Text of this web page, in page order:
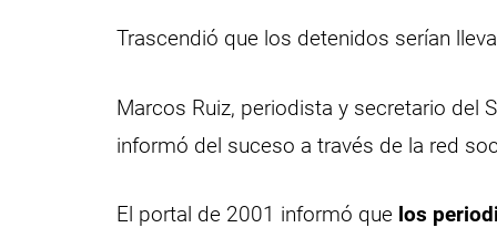
Trascendió que los detenidos serían
Marcos Ruiz, periodista y secretario del
informó del suceso a través de la red
El portal de 2001 informó que los